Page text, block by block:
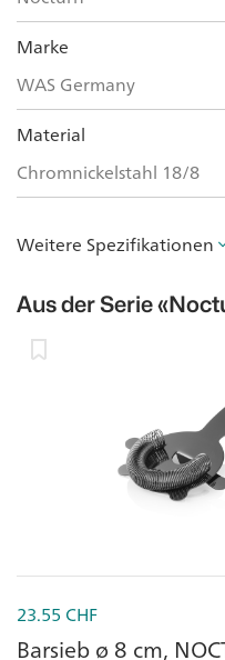
Marke
WAS Germany
Material
Chromnickelstahl 18/8
Weitere Spezifikationen
Aus der Serie
23.55 CHF
Barsieb ø 8 cm,